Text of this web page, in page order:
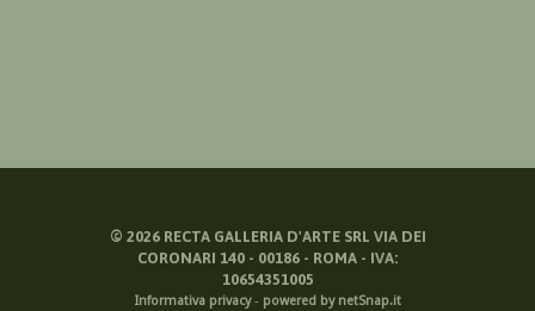
© 2026RECTA GALLERIA D'ARTE SRL VIA DEI
CORONARI 140 - 00186 - ROMA - IVA:
10654351005
Informativa privacy- powered by netSnap.it